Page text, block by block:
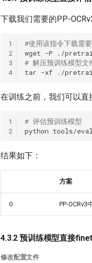
下载我们需要的PP-
1
2
3
4
#使用该指令下载需
wget -P
./
# 解压预训练模型文
tar -xf ./
在训练之前，我们可以
1
2
# 评估预训练模型
python tools/
结果如下：
方案
0 PP-
4.3.2 预训练模型直接
修改配置文件